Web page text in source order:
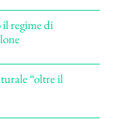
regime di
“oltre il